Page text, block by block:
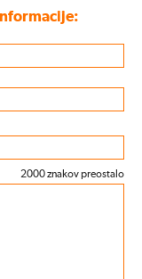
2000 znakov preostalo